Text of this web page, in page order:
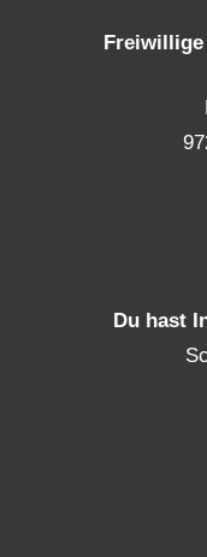
Freiwillige
Du hast